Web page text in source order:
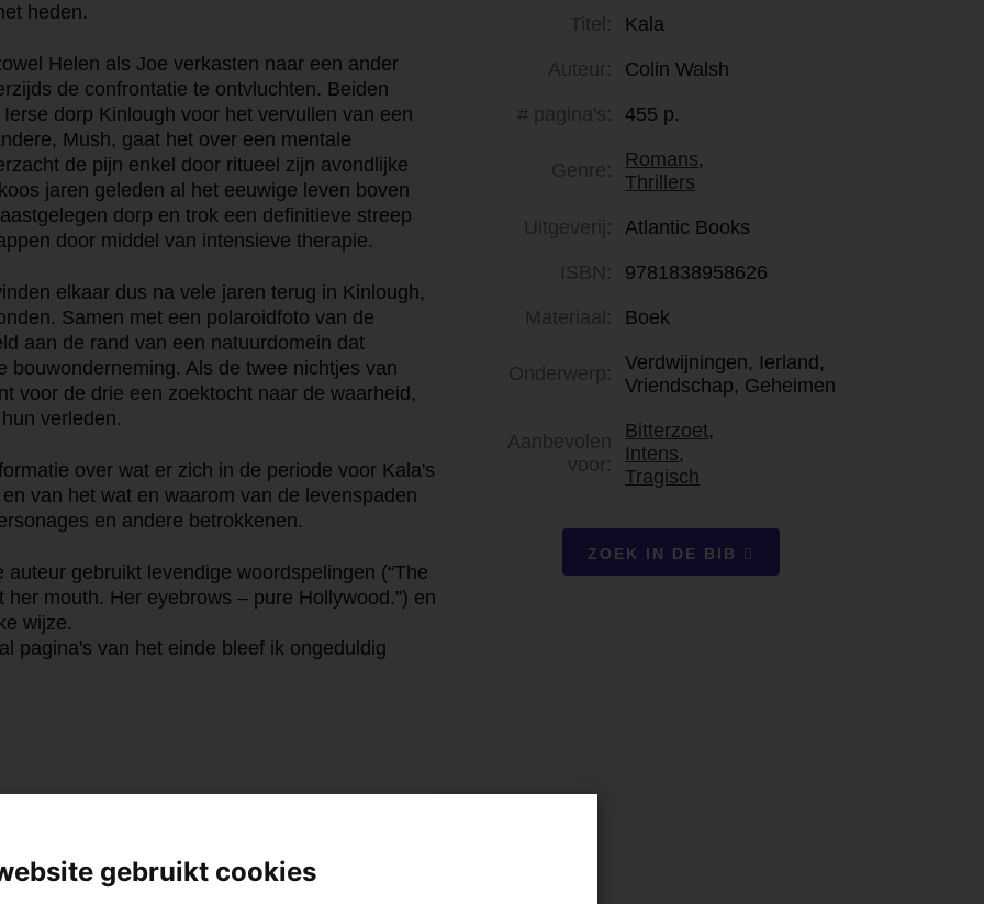
heden.
Helen als Joe verkasten naar een ander
de confrontatie te ontvluchten. Beiden
dorp Kinlough voor het vervullen van een
Mush, gaat het over een mentale
de pijn enkel door ritueel zijn avondlijke
jaren geleden al het eeuwige leven boven
dorp en trok een definitieve streep
door middel van intensieve therapie.
elkaar dus na vele jaren terug in Kinlough,
Samen met een polaroidfoto van de
aan de rand van een natuurdomein dat
bouwonderneming. Als de twee nichtjes van
voor de drie een zoektocht naar de waarheid,
verleden.
over wat er zich in de periode voor Kala's
van het wat en waarom van de levenspaden
en andere betrokkenen.
gebruikt levendige woordspelingen (“The
mouth. Her eyebrows – pure Hollywood.”) en
wijze.
pagina's van het einde bleef ik ongeduldig
hangt samen rond in een klein stadje in
Titel: Kala
Auteur: Colin Walsh
# pagina's: 455 p.
Genre:
Romans,
Thrillers
Uitgeverij: Atlantic Books
ISBN: 9781838958626
Materiaal: Boek
Onderwerp:
Verdwijningen, Ierland,
Vriendschap, Geheimen
Aanbevolen
voor:
Bitterzoet,
Intens,
Tragisch
ZOEK IN DE BIB
gebruikt cookies